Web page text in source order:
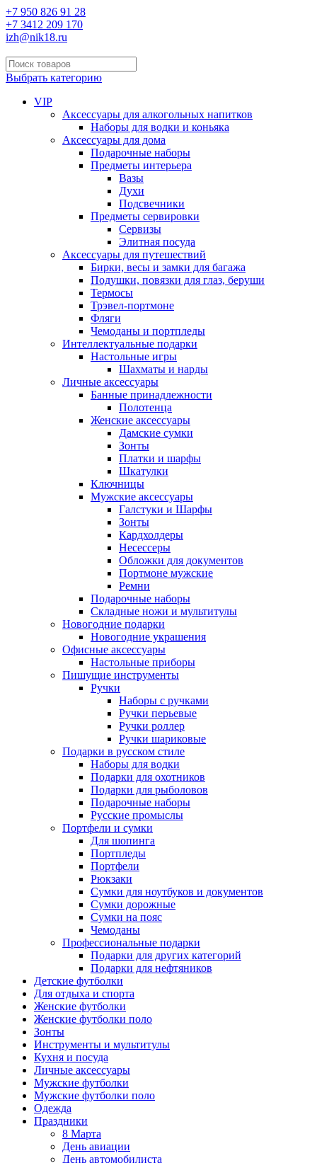
+7 950 826 91 28
+7 3412 209 170
izh@nik18.ru
Выбрать категорию
VIP
Аксессуары для алкогольных напитков
Наборы для водки и коньяка
Аксессуары для дома
Подарочные наборы
Предметы интерьера
Вазы
Духи
Подсвечники
Предметы сервировки
Сервизы
Элитная посуда
Аксессуары для путешествий
Бирки, весы и замки для багажа
Подушки, повязки для глаз, беруши
Термосы
Трэвел-портмоне
Фляги
Чемоданы и портпледы
Интеллектуальные подарки
Настольные игры
Шахматы и нарды
Личные аксессуары
Банные принадлежности
Полотенца
Женские аксессуары
Дамские сумки
Зонты
Платки и шарфы
Шкатулки
Ключницы
Мужские аксессуары
Галстуки и Шарфы
Зонты
Кардхолдеры
Несессеры
Обложки для документов
Портмоне мужские
Ремни
Подарочные наборы
Складные ножи и мультитулы
Новогодние подарки
Новогодние украшения
Офисные аксессуары
Настольные приборы
Пишущие инструменты
Ручки
Наборы с ручками
Ручки перьевые
Ручки роллер
Ручки шариковые
Подарки в русском стиле
Наборы для водки
Подарки для охотников
Подарки для рыболовов
Подарочные наборы
Русские промыслы
Портфели и сумки
Для шопинга
Портпледы
Портфели
Рюкзаки
Сумки для ноутбуков и документов
Сумки дорожные
Сумки на пояс
Чемоданы
Профессиональные подарки
Подарки для других категорий
Подарки для нефтяников
Детские футболки
Для отдыха и спорта
Женские футболки
Женские футболки поло
Зонты
Инструменты и мультитулы
Кухня и посуда
Личные аксессуары
Мужские футболки
Мужские футболки поло
Одежда
Праздники
8 Марта
День авиации
День автомобилиста